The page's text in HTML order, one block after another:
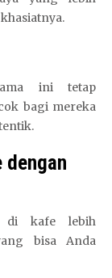
ini tetap
bagi mereka
dengan
di kafe lebih
bisa Anda